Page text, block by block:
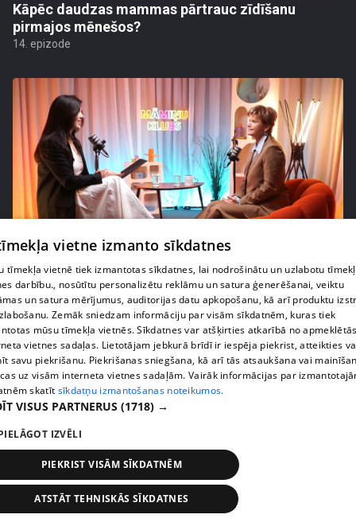
Kāpēc daudzas mammas pārtrauc zīdīšanu
pirmajos mēnešos?
14. epizode
pirms 2 mēnešiem, 4 nedēļām
Vai pasaules krīzes ietekmē lēmumu par bērnu
radīšanu?
14. epizode
pirms 3 mēnešiem
vietne izmanto sīkdatnes
tīmekļa vietnē tiek izmantotas sīkdatnes, lai nodrošinātu un uzlabotu
darbību., nosūtītu personalizētu reklāmu un satura ģenerēšanai, veiktu
un satura mērījumus, auditorijas datu apkopošanu, kā arī produktu
Zemāk sniedzam informāciju par visām sīkdatnēm, kuras tiek
mūsu tīmekļa vietnēs. Sīkdatnes var atšķirties atkarībā no
vietnes sadaļas. Lietotājam jebkurā brīdī ir iespēja piekrist, atteikties
savu piekrišanu. Piekrišanas sniegšana, kā arī tās atsaukšana vai
uz visām interneta vietnes sadaļām. Vairāk informācijas par
skatīt sīkdatņu izmantošanas noteikumos.
VISUS PARTNERUS (1718) →
IZVĒLI
PIEKRIST VISĀM SĪKDATNĒM
ATSTĀT TEHNISKĀS SĪKDATNES